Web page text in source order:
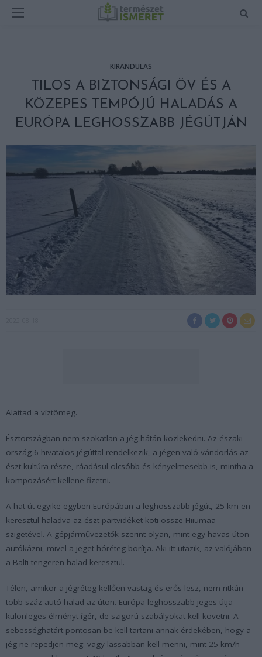
KIRÁNDULÁS
TILOS A BIZTONSÁGI ÖV ÉS A
KÖZEPES TEMPÓJÚ HALADÁS A
EURÓPA LEGHOSSZABB JÉGÚTJÁN
Alattad a víztömeg.
Észtországban nem szokatlan a jég hátán közlekedni. Az északi
ország 6 hivatalos jégúttal rendelkezik, a jégen való vándorlás az
észt kultúra része, ráadásul olcsóbb és kényelmesebb is, mintha a
kompozásért kellene fizetni.
A hat út egyike egyben Európában a leghosszabb jégút, 25 km-en
keresztül haladva az észt partvidéket köti össze Hiiumaa
szigetével. A gépjárművezetők szerint olyan, mint egy havas úton
autókázni, mivel a jeget hóréteg borítja. Aki itt utazik, az valójában
a Balti-tengeren halad keresztül.
Télen, amikor a jégréteg kellően vastag és erős lesz, nem ritkán
több száz autó halad az úton. Európa leghosszabb jeges útja
különleges élményt ígér, de szigorú szabályokat kell követni. A
sebességhatárt pontosan be kell tartani annak érdekében, hogy a
jég ne repedjen meg: vagy lassabban kell menni, mint 25 km/h